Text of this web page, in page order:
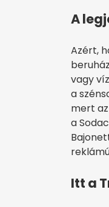
A
Azért,
vagy
a
mert
a
Itt a